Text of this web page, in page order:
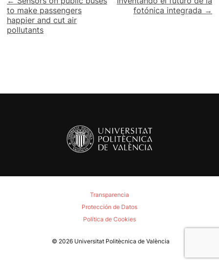
de
entradas
to make passengers
happier and cut air
pollutants
fotónica integrada →
Transparencia
Protección de Datos
Política de Cookies
© 2026 Universitat Politècnica de València